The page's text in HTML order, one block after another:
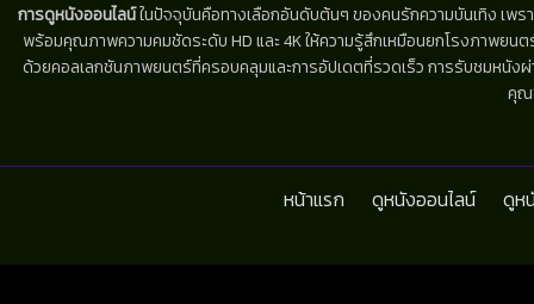
การดูหนังออนไลน์ในปัจจุบันคือทางเลือกอันดับต้นๆ ของคนรักความบันเทิง เพร
พร้อมคุณภาพความคมชัดระดับ HD และ 4K ให้ความรู้สึกเหมือนยกโรงภาพยน
ด้วยคอลเลกชันภาพยนตร์ที่ครอบคลุมและการอัปเดตที่รวดเร็ว การรับชมหนัง
คุณ
หน้าแรก ดูหนังออนไลน์ ดูห